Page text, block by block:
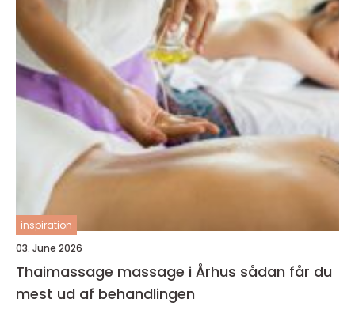
inspiration
03. June 2026
Thaimassage massage i Århus sådan får du
mest ud af behandlingen